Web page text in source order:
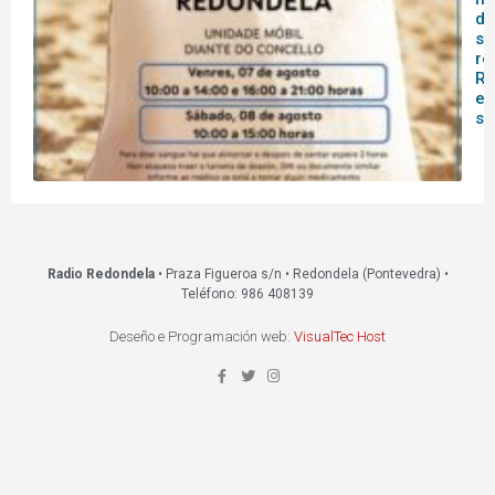
Radio Redondela• Praza Figueroa s/n • Redondela (Pontevedra) •
Teléfono: 986 408139
Deseño e Programación web: VisualTec Host